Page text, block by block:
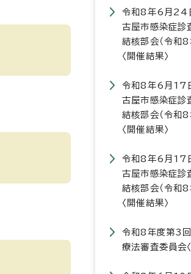
令和8年6月24日
古屋市感染症診
結核部会（令和
〈開催結果〉
令和8年6月17日
古屋市感染症診
結核部会（令和
〈開催結果〉
令和8年6月17日
古屋市感染症診
結核部会（令和
〈開催結果〉
令和8年度第3
療法審査委員会